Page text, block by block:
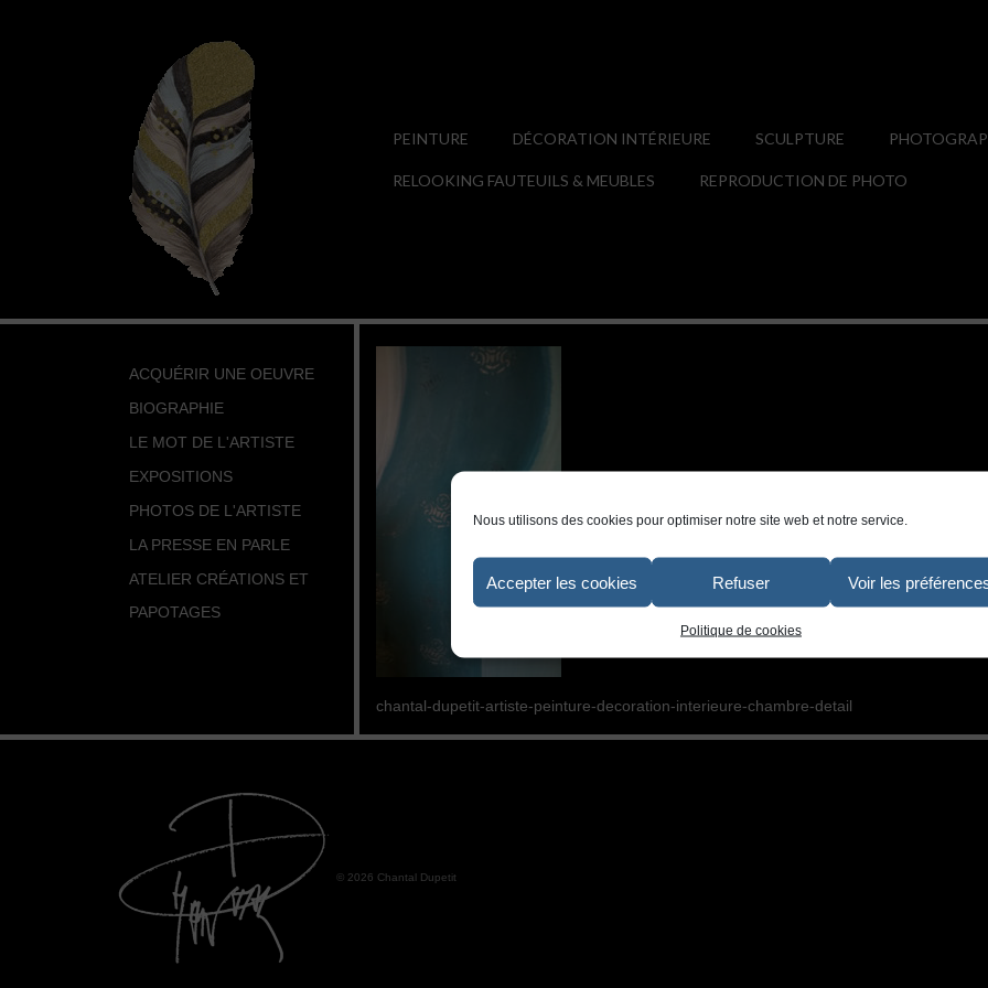
Nous utilisons des cookies pour optimiser notre site web et notre service.
Accepter les cookies Refuser Voir les
Politique de cookies
PEINTURE DÉCORATION INTÉRIEURE SCULPTURE
RELOOKING FAUTEUILS & MEUBLES REPRODUCTION DE PHOTO
chantal-dupetit-artiste-peinture-decoration-interieure-chambre-detail
ACQUÉRIR UNE OEUVRE
BIOGRAPHIE
LE MOT DE L'ARTISTE
EXPOSITIONS
PHOTOS DE L'ARTISTE
LA PRESSE EN PARLE
ATELIER CRÉATIONS ET
PAPOTAGES
© 2026 Chantal Dupetit